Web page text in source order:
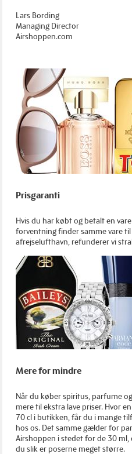
Lars Bording
Managing Director
Airshoppen.com
Prisgaranti
Hvis du har købt og betalt en
forventning finder samme vare
afrejselufthavn, refunderer vi
Mere for mindre
Når du køber spiritus, parfume
mere til ekstra lave priser. Hvor
70 cl i butikken, får du i mange
hos os. Det samme gælder for
Airshoppen i stedet for de 30
du slik er poserne meget større.